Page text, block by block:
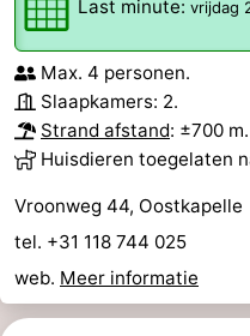
Last minute: vrijdag
Max. 4 personen.
Slaapkamers: 2.
Strand afstand: ±700 m.
Huisdieren toegelaten
Vroonweg 44, Oostkapelle
tel. +31 118 744 025
web. Meer informatie